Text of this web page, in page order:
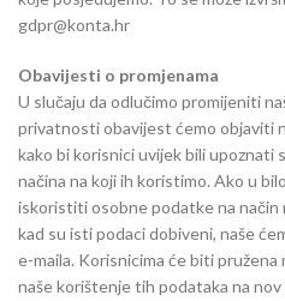
gdpr@konta.hr
Obavijesti o promjenama
U slučaju da odlučimo promijeniti
privatnosti obavijest ćemo objaviti
kako bi korisnici uvijek bili upoznati
načina na koji ih koristimo. Ako u
iskoristiti osobne podatke na način
kad su isti podaci dobiveni, naše
e-maila. Korisnicima će biti
naše korištenje tih podataka na